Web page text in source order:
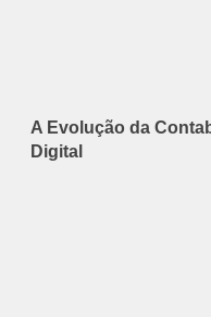
A Evolução da
Digital